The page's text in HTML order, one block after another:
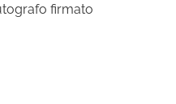
firmato